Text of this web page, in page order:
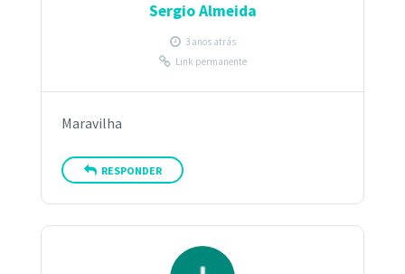
Sergio Almeida
3 anos atrás
Link permanente
Maravilha
RESPONDER